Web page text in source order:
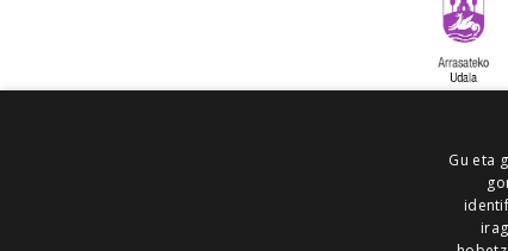
Gu eta